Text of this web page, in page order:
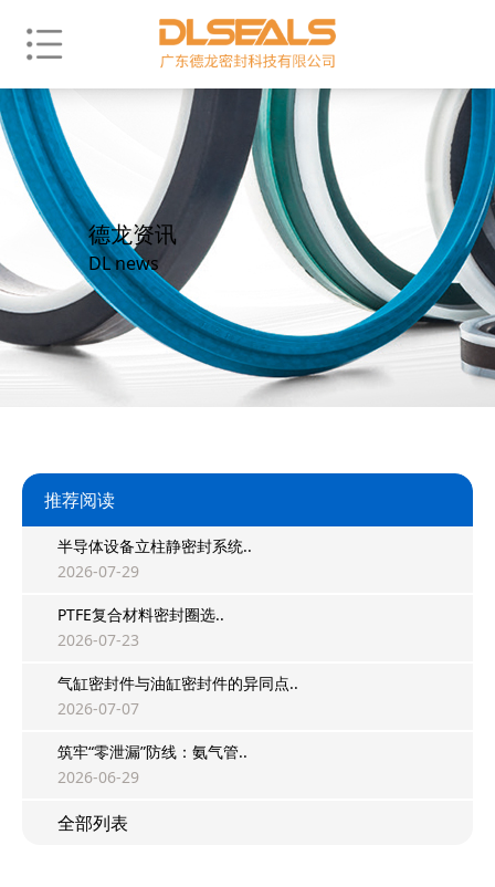
德龙资讯
DL news
推荐阅读
半导体设备立柱静密封系统..
2026-07-29
PTFE复合材料密封圈选..
2026-07-23
气缸密封件与油缸密封件的异同点..
2026-07-07
筑牢“零泄漏”防线：氨气管..
2026-06-29
全部列表